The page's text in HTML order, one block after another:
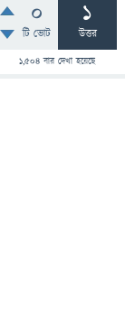
0
টি ভোট
1
উত্তর
1,504বার দেখা হয়েছে